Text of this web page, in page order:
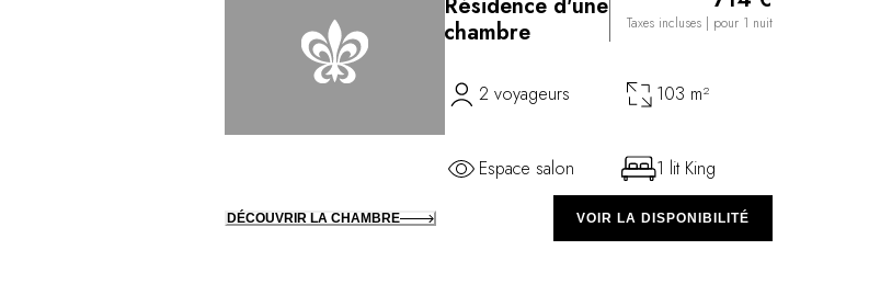
Résidence d'une
chambre
Taxes incluses | pour 1 nuit
2 voyageurs 103 m²
Espace salon 1 lit King
DÉCOUVRIR LA CHAMBRE VOIR LA DISPONIBILITÉ